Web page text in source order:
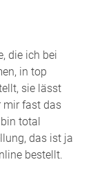
die ich bei
in top
sie lässt
mir fast das
total
das ist ja
bestellt.